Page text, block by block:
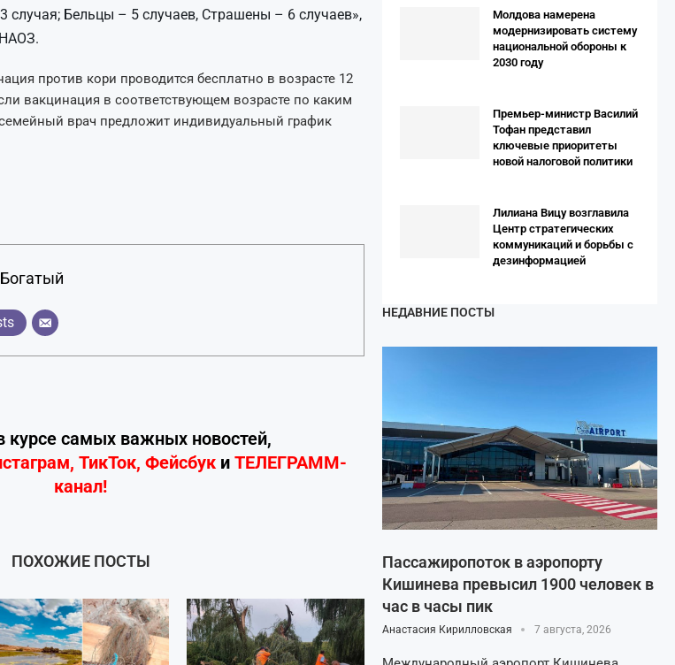
Бельцы – 5 случаев, Страшены – 6 случаев»,
против кори проводится бесплатно в возрасте 12
вакцинация в соответствующем возрасте по каким
врач предложит индивидуальный график
курсе самых важных новостей,
, ТикТок, Фейсбуки ТЕЛЕГРАММ-
канал!
ПОХОЖИЕ ПОСТЫ
Молдова намерена
модернизировать систему
национальной обороны к
2030 году
Премьер-министр Василий
Тофан представил
ключевые приоритеты
новой налоговой политики
Лилиана Вицу возглавила
Центр стратегических
коммуникаций и борьбы с
дезинформацией
НЕДАВНИЕ ПОСТЫ
Пассажиропоток в аэропорту
Кишинева превысил 1900 человек в
час в часы пик
Анастасия Кирилловская 7 августа, 2026